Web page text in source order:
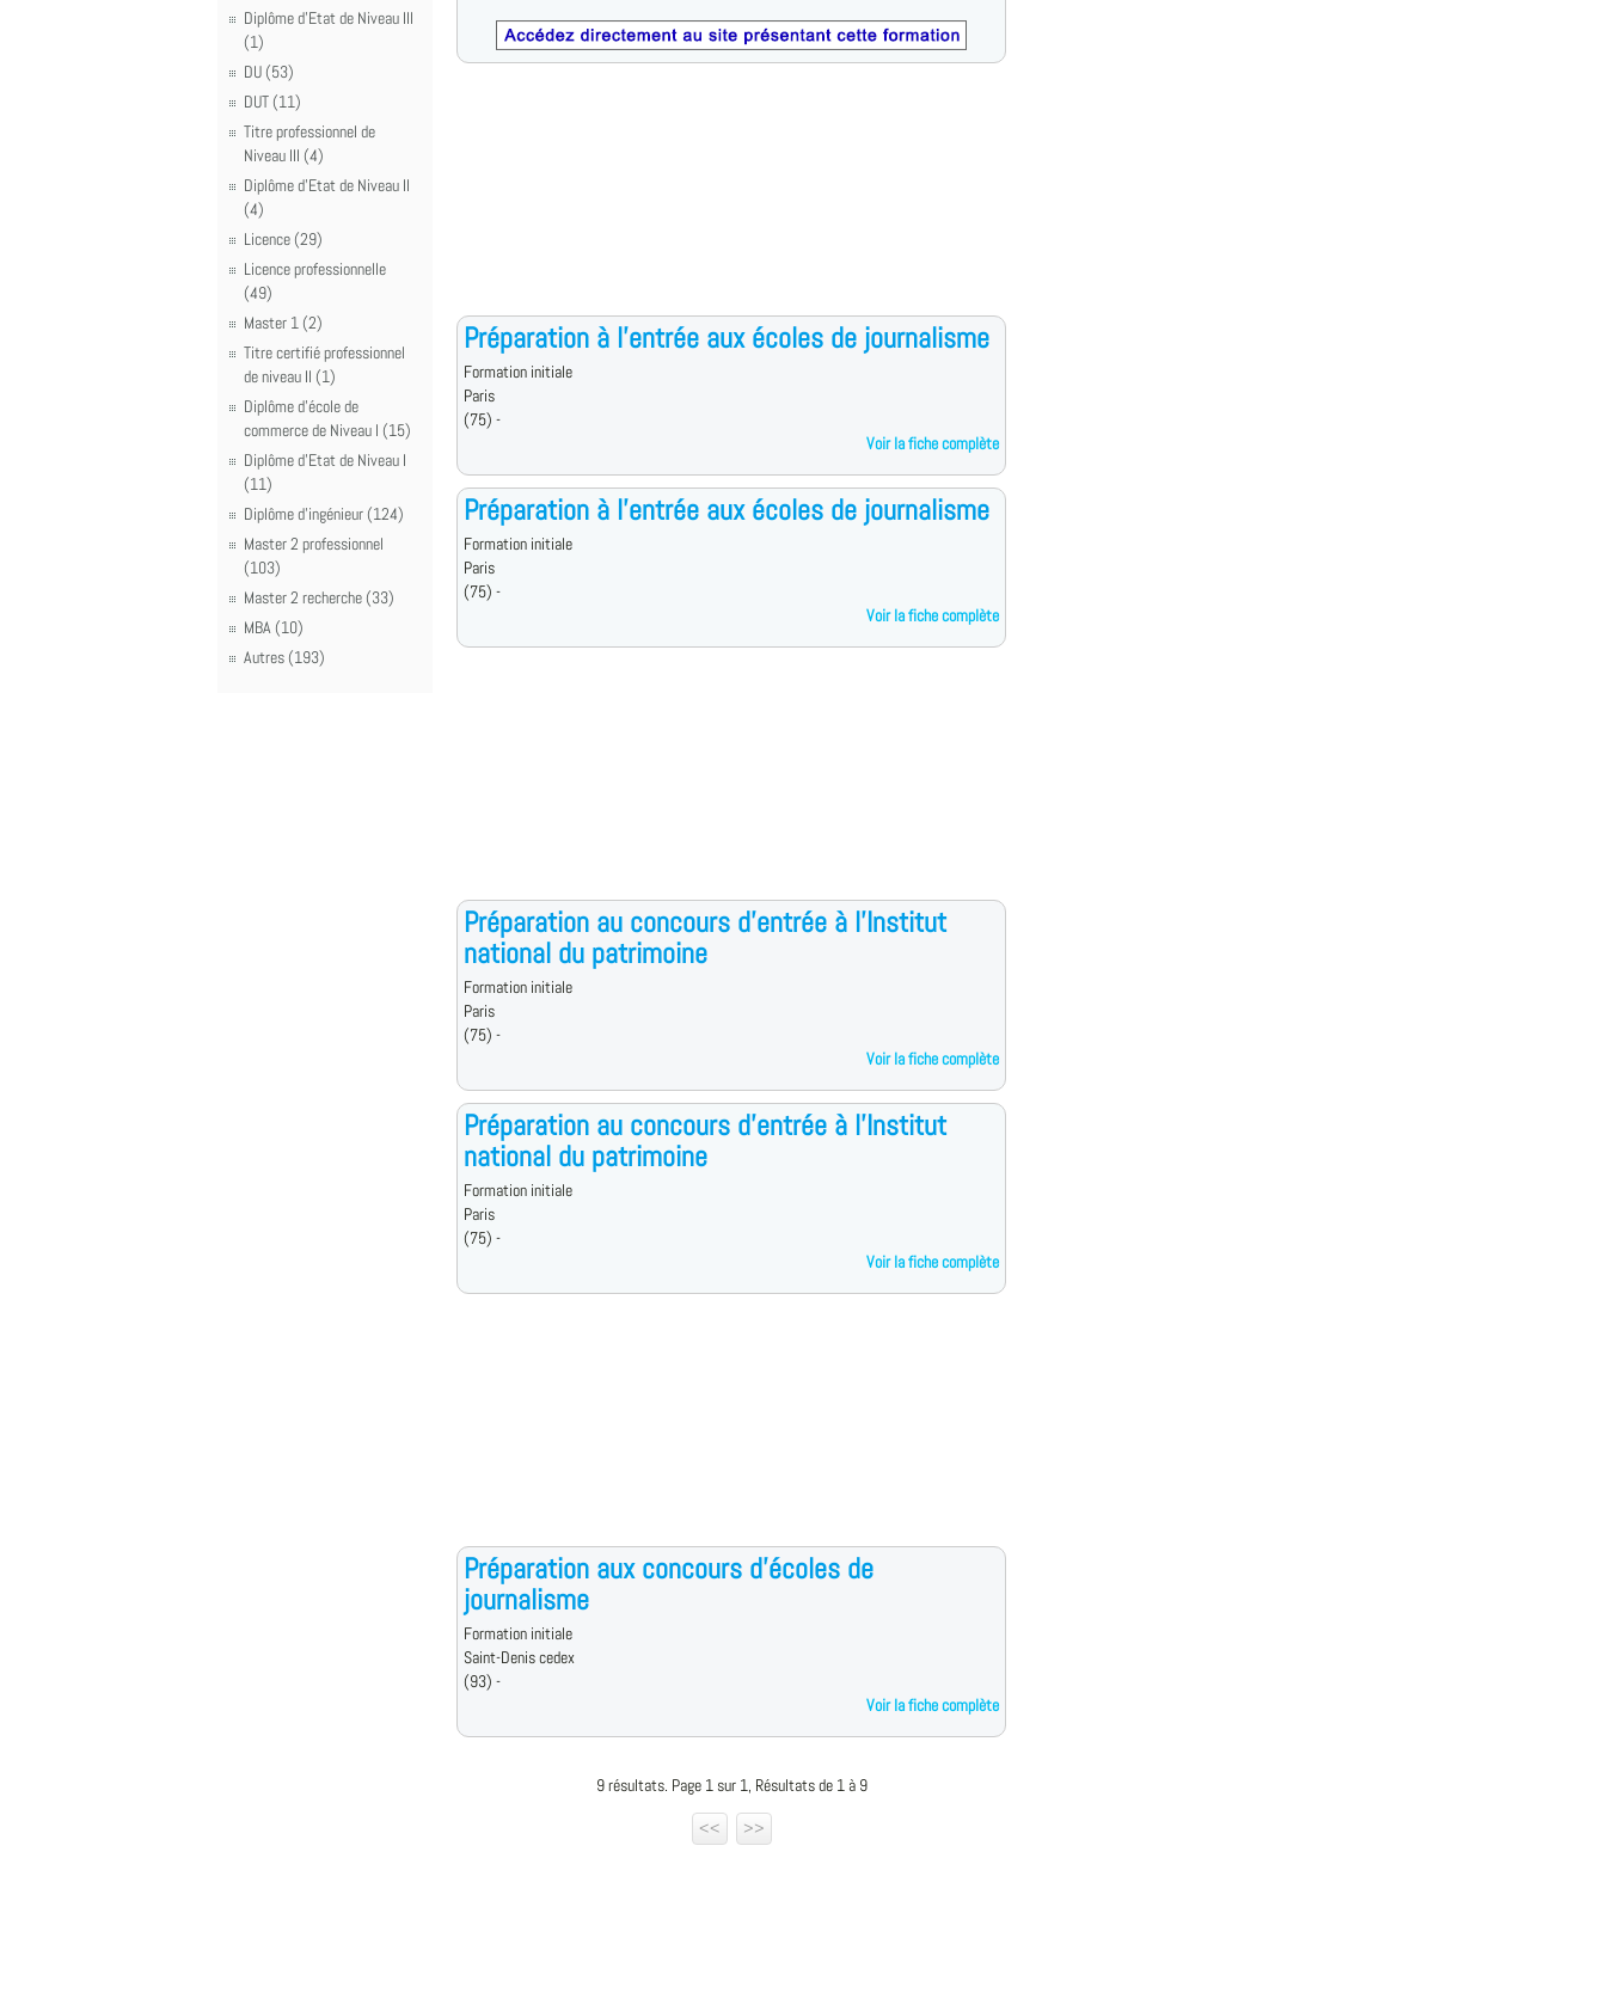
Diplôme d'Etat de Niveau III
(1)
DU (53)
DUT (11)
Titre professionnel de
Niveau III (4)
Diplôme d'Etat de Niveau II
(4)
Licence (29)
Licence professionnelle
(49)
Master 1 (2)
Titre certifié professionnel
de niveau II (1)
Diplôme d'école de
commerce de Niveau I (15)
Diplôme d'Etat de Niveau I
(11)
Diplôme d'ingénieur (124)
Master 2 professionnel
(103)
Master 2 recherche (33)
MBA (10)
Autres (193)
Préparation à l'entrée aux écoles de journalisme
Formation initiale
Paris
(75) -
Voir la fiche complète
Préparation à l'entrée aux écoles de journalisme
Formation initiale
Paris
(75) -
Voir la fiche complète
Préparation au concours d'entrée à l'Institut
national du patrimoine
Formation initiale
Paris
(75) -
Voir la fiche complète
Préparation au concours d'entrée à l'Institut
national du patrimoine
Formation initiale
Paris
(75) -
Voir la fiche complète
Préparation aux concours d'écoles de
journalisme
Formation initiale
Saint-Denis cedex
(93) -
Voir la fiche complète
9 résultats. Page 1 sur 1, Résultats de 1 à 9
<<
>>